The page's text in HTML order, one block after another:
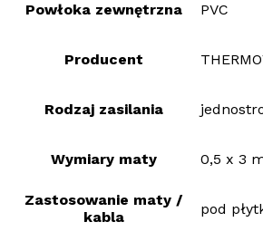
Powłoka zewnętrzna PVC
Producent
Rodzaj zasilania
Wymiary maty 0,5 x 3
Zastosowanie maty /
kabla
pod